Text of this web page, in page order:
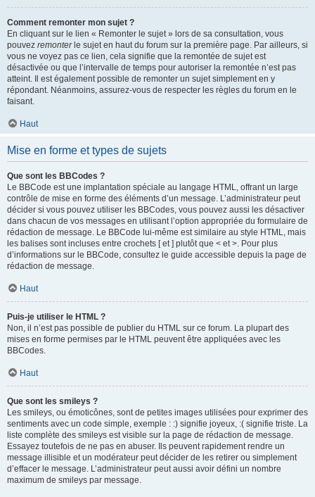
Comment remonter mon sujet ?
En cliquant sur le lien « Remonter le sujet » lors de sa consultation, vous
pouvez remonterle sujet en haut du forum sur la première page. Par ailleurs, si
vous ne voyez pas ce lien, cela signifie que la remontée de sujet est
désactivée ou que l’intervalle de temps pour autoriser la remontée n’est pas
atteint. Il est également possible de remonter un sujet simplement en y
répondant. Néanmoins, assurez-vous de respecter les règles du forum en le
faisant.
Haut
Mise en forme et types de sujets
Que sont les BBCodes ?
Le BBCode est une implantation spéciale au langage HTML, offrant un large
contrôle de mise en forme des éléments d’un message. L’administrateur peut
décider si vous pouvez utiliser les BBCodes, vous pouvez aussi les désactiver
dans chacun de vos messages en utilisant l’option appropriée du formulaire de
rédaction de message. Le BBCode lui-même est similaire au style HTML, mais
les balises sont incluses entre crochets [ et ] plutôt que < et >. Pour plus
d’informations sur le BBCode, consultez le guide accessible depuis la page de
rédaction de message.
Haut
Puis-je utiliser le HTML ?
Non, il n’est pas possible de publier du HTML sur ce forum. La plupart des
mises en forme permises par le HTML peuvent être appliquées avec les
BBCodes.
Haut
Que sont les smileys ?
Les smileys, ou émoticônes, sont de petites images utilisées pour exprimer des
sentiments avec un code simple, exemple : :) signifie joyeux, :( signifie triste. La
liste complète des smileys est visible sur la page de rédaction de message.
Essayez toutefois de ne pas en abuser. Ils peuvent rapidement rendre un
message illisible et un modérateur peut décider de les retirer ou simplement
d’effacer le message. L’administrateur peut aussi avoir défini un nombre
maximum de smileys par message.